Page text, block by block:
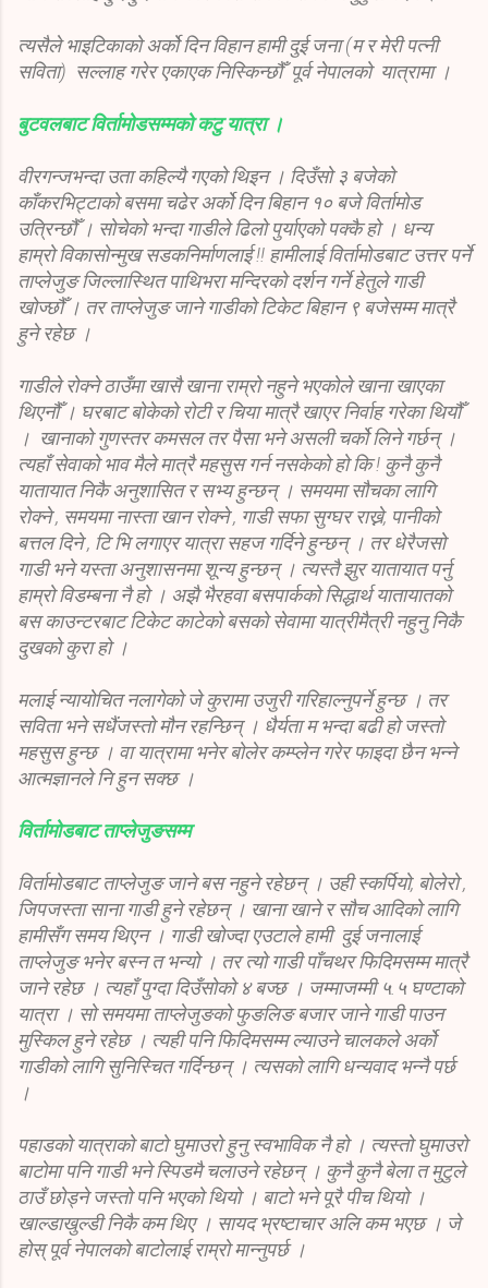
त्यसैले भाइटिकाको अर्को दिन विहान हामी दुई जना (म र मेरी पत्नी
सविता) सल्लाह गरेर एकाएक निस्किन्छौँ पूर्व नेपालको यात्रामा ।
बुटवलबाट विर्तामोडसम्मको कटु यात्रा ।
वीरगन्जभन्दा उता कहिल्यै गएको थिइन । दिउँसो ३ बजेको
काँकरभिट्टाको बसमा चढेर अर्को दिन बिहान १० बजे विर्तामोड
उत्रिन्छौँ । सोचेको भन्दा गाडीले ढिलो पुर्याएको पक्कै हो । धन्य
हाम्रो विकासोन्मुख सडकनिर्माणलाई !! हामीलाई विर्तामोडबाट उत्तर पर्ने
ताप्लेजुङ जिल्लास्थित पाथिभरा मन्दिरको दर्शन गर्ने हेतुले गाडी
खोज्छौँ । तर ताप्लेजुङ जाने गाडीको टिकेट बिहान ९ बजेसम्म मात्रै
हुने रहेछ ।
गाडीले रोक्ने ठाउँमा खासै खाना राम्रो नहुने भएकोले खाना खाएका
थिएनौँ । घरबाट बोकेको रोटी र चिया मात्रै खाएर निर्वाह गरेका थियौँ
। खानाको गुणस्तर कमसल तर पैसा भने असली चर्को लिने गर्छन् ।
त्यहाँ सेवाको भाव मैले मात्रै महसुस गर्न नसकेको हो कि ! कुनै कुनै
यातायात निकै अनुशासित र सभ्य हुन्छन् । समयमा सौचका लागि
रोक्ने , समयमा नास्ता खान रोक्ने , गाडी सफा सुग्घर राख्ने, पानीको
बत्तल दिने , टि भि लगाएर यात्रा सहज गर्दिने हुन्छन् । तर धेरैजसो
गाडी भने यस्ता अनुशासनमा शून्य हुन्छन् । त्यस्तै झुर यातायात पर्नु
हाम्रो विडम्बना नै हो । अझै भैरहवा बसपार्कको सिद्धार्थ यातायातको
बस काउन्टरबाट टिकेट काटेको बसको सेवामा यात्रीमैत्री नहुनु निकै
दुखको कुरा हो ।
मलाई न्यायोचित नलागेको जे कुरामा उजुरी गरिहाल्नुपर्ने हुन्छ । तर
सविता भने सधैंजस्तो मौन रहन्छिन् । धैर्यता म भन्दा बढी हो जस्तो
महसुस हुन्छ । वा यात्रामा भनेर बोलेर कम्प्लेन गरेर फाइदा छैन भन्ने
आत्मज्ञानले नि हुन सक्छ ।
विर्तामोडबाट ताप्लेजुङसम्म
विर्तामोडबाट ताप्लेजुङ जाने बस नहुने रहेछन् । उही स्कर्पियो, बोलेरो ,
जिपजस्ता साना गाडी हुने रहेछन् । खाना खाने र सौच आदिको लागि
हामीसँग समय थिएन । गाडी खोज्दा एउटाले हामी दुई जनालाई
ताप्लेजुङ भनेर बस्न त भन्यो । तर त्यो गाडी पाँचथर फिदिमसम्म मात्रै
जाने रहेछ । त्यहाँ पुग्दा दिउँसोको ४ बज्छ । जम्माजम्मी ५.५ घण्टाको
यात्रा । सो समयमा ताप्लेजुङको फुङलिङ बजार जाने गाडी पाउन
मुस्किल हुने रहेछ । त्यही पनि फिदिमसम्म ल्याउने चालकले अर्को
गाडीको लागि सुनिस्चित गर्दिन्छन् । त्यसको लागि धन्यवाद भन्नै पर्छ
।
पहाडको यात्राको बाटो घुमाउरो हुनु स्वभाविक नै हो । त्यस्तो घुमाउरो
बाटोमा पनि गाडी भने स्पिडमै चलाउने रहेछन् । कुनै कुनै बेला त मुटुले
ठाउँ छोड्ने जस्तो पनि भएको थियो । बाटो भने पूरै पीच थियो ।
खाल्डाखुल्डी निकै कम थिए । सायद भ्रष्टाचार अलि कम भएछ । जे
होस् पूर्व नेपालको बाटोलाई राम्रो मान्नुपर्छ ।